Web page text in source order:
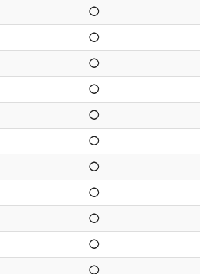
◯
◯
◯
◯
◯
◯
◯
◯
◯
◯
◯